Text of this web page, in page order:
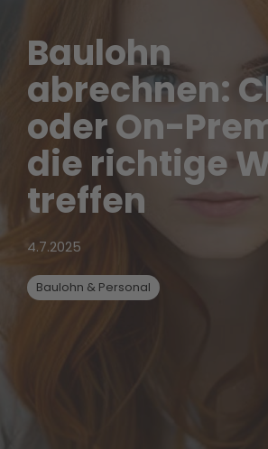
Baulohn
abrechnen:
oder On-
die richtige
treffen
4.7.2025
Baulohn & Personal